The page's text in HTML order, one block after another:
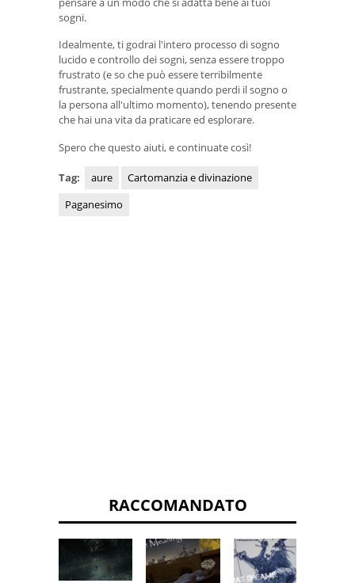
sogni.
Idealmente, ti godrai l'intero processo di sogno
lucido e controllo dei sogni, senza essere troppo
frustrato (e so che può essere terribilmente
frustrante, specialmente quando perdi il sogno o
la persona all'ultimo momento), tenendo presente
che hai una vita da praticare ed esplorare.
Spero che questo aiuti, e continuate così!
Tag: aure
Cartomanzia e divinazione
Paganesimo
RACCOMANDATO